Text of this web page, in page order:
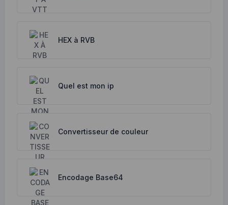
HEX à RVB
Quel est mon ip
Convertisseur de couleur
Encodage Base64